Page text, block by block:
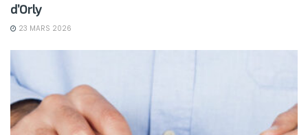
d’Orly
23 MARS 2026